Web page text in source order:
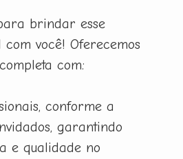
brindar esse
com você! Oferecemos
com:
conforme a
garantindo
e qualidade no